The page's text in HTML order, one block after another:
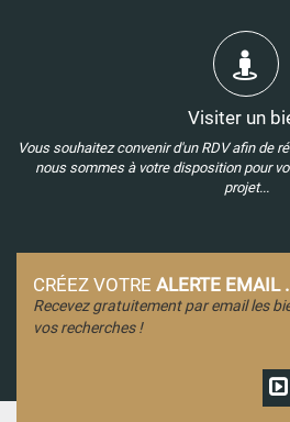
Visiter un
Vous souhaitez convenir d'un RDV afin de
nous sommes à votre disposition pour
projet...
CRÉEZ VOTRE ALERTE EMAIL
Recevez gratuitement par email les
vos recherches !